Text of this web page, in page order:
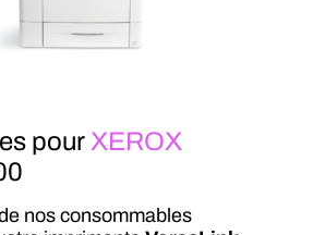
pour XEROX
nos consommables